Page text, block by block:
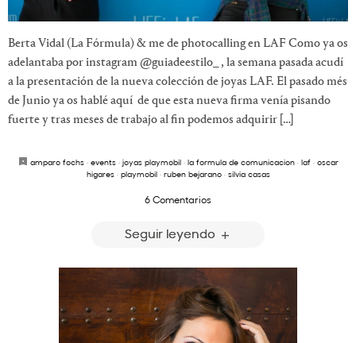
Berta Vidal (La Fórmula) & me de photocalling en LAF Como ya os
adelantaba por instagram @guiadeestilo_ , la semana pasada acudí
a la presentación de la nueva colección de joyas LAF. El pasado més
de Junio ya os hablé aquí de que esta nueva firma venía pisando
fuerte y tras meses de trabajo al fin podemos adquirir […]
amparo fochs· events· joyas playmobil· la formula de comunicacion· laf· oscar
higares· playmobil· ruben bejarano· silvia casas
6 Comentarios
Seguir leyendo